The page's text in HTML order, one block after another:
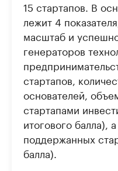
15 стартапов. В
лежит 4
масштаб и
генераторов
стартапов,
основателей,
стартапами
итогового балла),
поддержанных
балла).